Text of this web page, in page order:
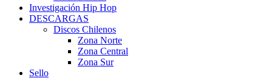
Investigación Hip Hop
DESCARGAS
Discos Chilenos
Zona Norte
Zona Central
Zona Sur
Sello